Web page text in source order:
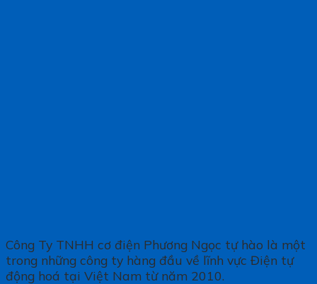
Công Ty TNHH cơ điện Phương Ngọc tự hào là một
trong những công ty hàng đầu về lĩnh vực Điện tự
động hoá tại Việt Nam từ năm 2010.